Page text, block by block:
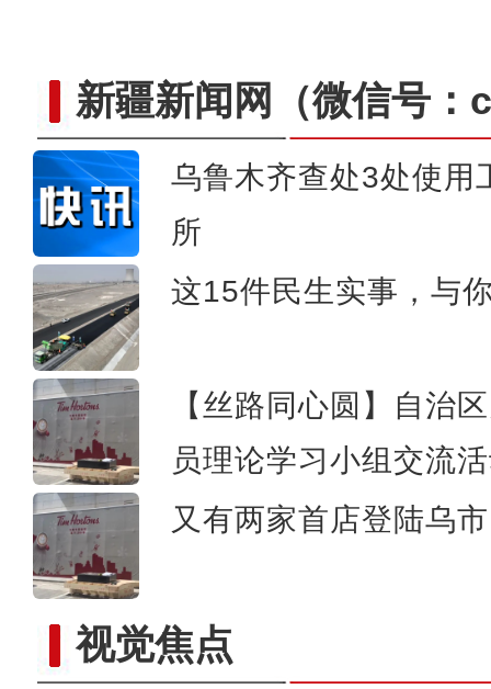
新疆新闻网 （微信号
乌鲁木齐查处3处使用
所
这15件民生实事，与
【丝路同心圆】自治
员理论学习小组交流
又有两家首店登陆乌
视觉焦点《游在新疆、吃住在兵团》